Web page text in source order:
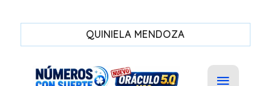
QUINIELA MENDOZA